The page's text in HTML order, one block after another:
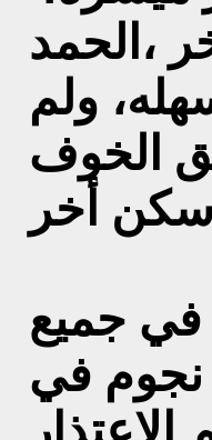
،الحمد
ولم
الخوف
جميع
الـ 5 و الـ 4 والـ 3 نجوم في